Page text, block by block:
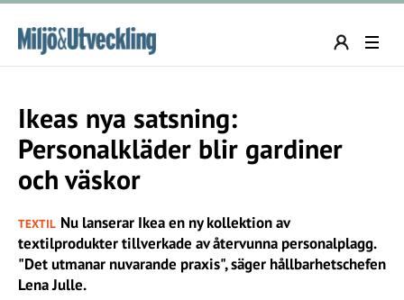
Ikeas nya satsning:
Personalkläder blir gardiner
och väskor
TEXTIL Nu lanserar Ikea en ny kollektion av
textilprodukter tillverkade av återvunna personalplagg.
"Det utmanar nuvarande praxis", säger hållbarhetschefen
Lena Julle.